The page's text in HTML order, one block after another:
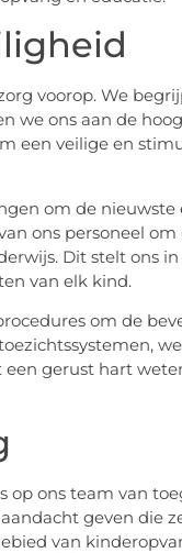
voorop. We
we ons aan de
een veilige en
om de nieuwste
ons personeel om
Dit stelt ons
van elk kind.
om de
gerust hart
op ons team van
geven die
van